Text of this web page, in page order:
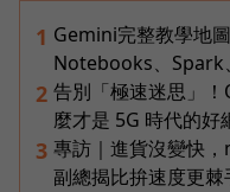
1 Gemini完整教學地
Notebooks、Spark
2 告別「極速迷思」
麼才是 5G 時代的好
3 專訪｜進貨沒變快
副總揭比拚速度更棘